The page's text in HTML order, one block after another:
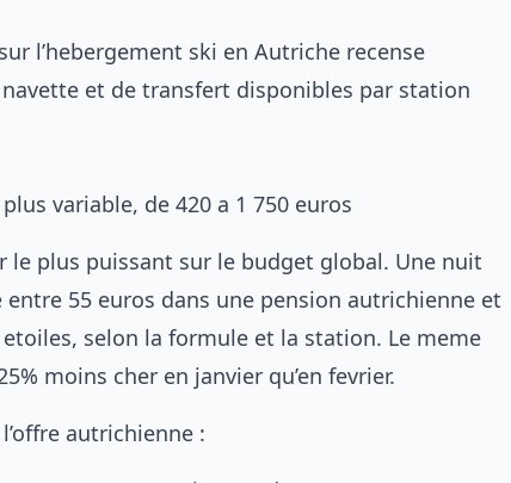
l’hebergement ski en Autriche recense
et de transfert disponibles par station
variable, de 420 a 1 750 euros
le plus puissant sur le budget global. Une nuit
55 euros dans une pension autrichienne et
selon la formule et la station. Le meme
moins cher en janvier qu’en fevrier.
autrichienne :